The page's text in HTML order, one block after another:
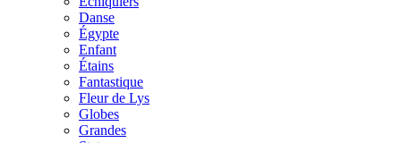
Danse
Égypte
Enfant
Étains
Fantastique
Fleur de Lys
Globes
Grandes